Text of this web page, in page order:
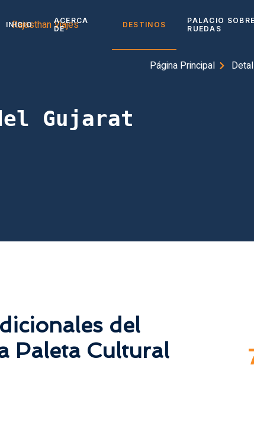
INICIO
ACERCA
DE
DESTINOS
PALACIO SOBRE
RUEDAS
Página Principal
Gujarat
del
Paleta Cultural